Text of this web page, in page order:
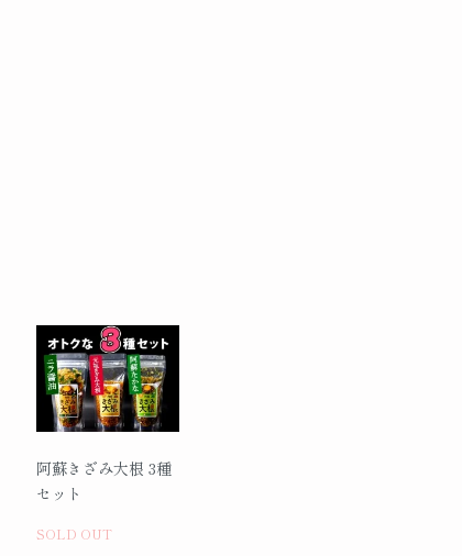
阿蘇きざみ大根 3種
セット
SOLD OUT